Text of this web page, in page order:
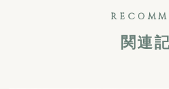
関連